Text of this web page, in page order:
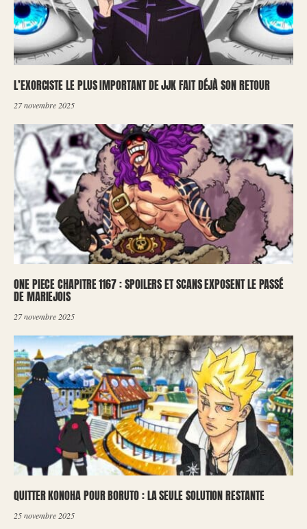
L’EXORCISTE LE PLUS IMPORTANT DE JJK FAIT DÉJÀ SON RETOUR
27 novembre 2025
ONE PIECE CHAPITRE 1167 : SPOILERS ET SCANS EXPOSENT LE PASSÉ
DE MARIEJOIS
27 novembre 2025
QUITTER KONOHA POUR BORUTO : LA SEULE SOLUTION RESTANTE
25 novembre 2025